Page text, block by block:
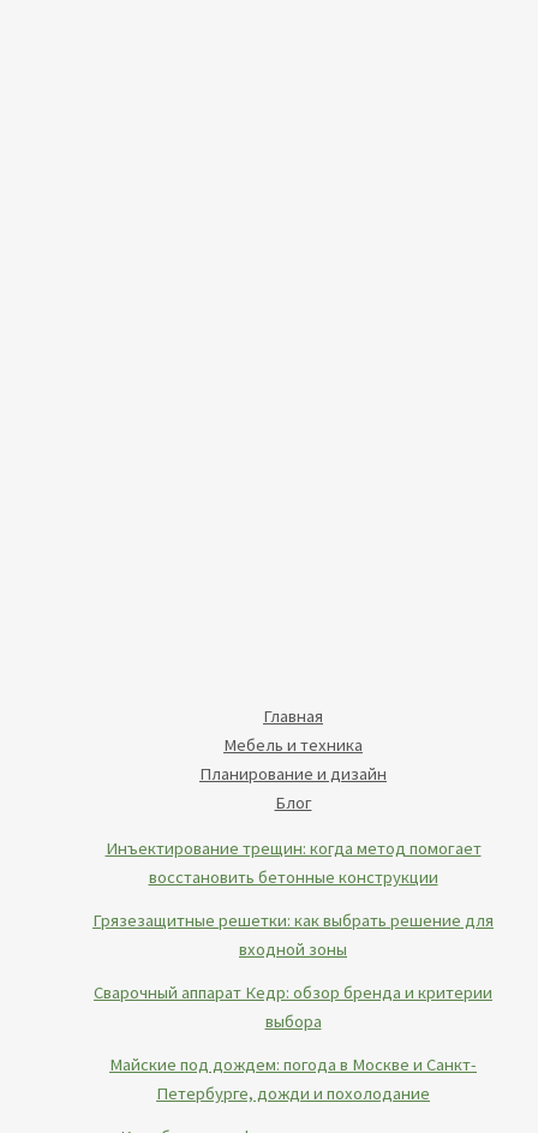
Главная
Мебель и техника
Планирование и дизайн
Блог
Инъектирование трещин: когда метод помогает
восстановить бетонные конструкции
Грязезащитные решетки: как выбрать решение для
входной зоны
Сварочный аппарат Кедр: обзор бренда и критерии
выбора
Майские под дождем: погода в Москве и Санкт-
Петербурге, дожди и похолодание